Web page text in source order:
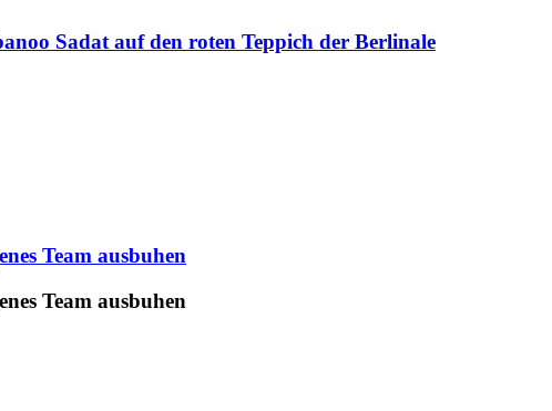
Sadat auf den roten Teppich der Berlinale
Team ausbuhen
Team ausbuhen